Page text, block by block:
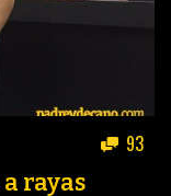
93
rayas